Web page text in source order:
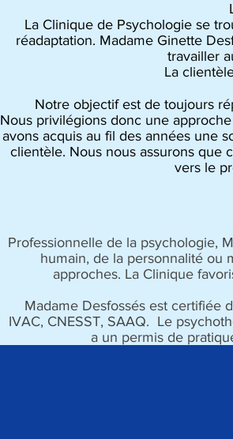
La Clinique de Psychologie se
réadaptation. Madame Ginette
travailler
La
Notre objectif est de toujours
Nous privilégions donc une
avons acquis au fil des années une
clientèle. Nous nous assurons que
vers le
Professionnelle de la psychologie,
humain, de la personnalité ou
approches. La Clinique
Madame Desfossés est certifiée
IVAC, CNESST, SAAQ. Le
a un permis de